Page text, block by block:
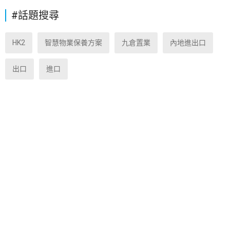
#話題搜尋
HK2 智慧物業保養方案 九倉置業 內地進出口
出口 進口